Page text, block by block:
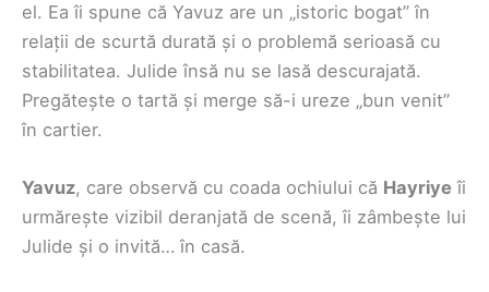
el. Ea îi spune că Yavuz are un „istoric bogat” în
relații de scurtă durată și o problemă serioasă cu
stabilitatea. Julide însă nu se lasă descurajată.
Pregătește o tartă și merge să-i ureze „bun venit”
în cartier.
Yavuz, care observă cu coada ochiului că Hayriye îi
urmărește vizibil deranjată de scenă, îi zâmbește lui
Julide și o invită… în casă.